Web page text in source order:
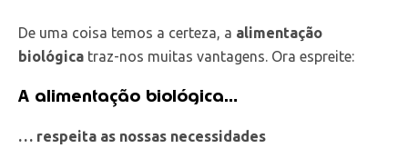
De uma coisa temos a certeza, a alimentação
biológica traz-nos muitas vantagens. Ora espreite:
A alimentação biológica…
… respeita as nossas necessidades